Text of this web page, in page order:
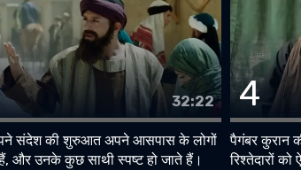
32:22
संदेश की शुरुआत अपने आसपास के लोगों
और उनके कुछ साथी स्पष्ट हो जाते हैं।
4
पैगंबर कुरान
रिश्तेदारों